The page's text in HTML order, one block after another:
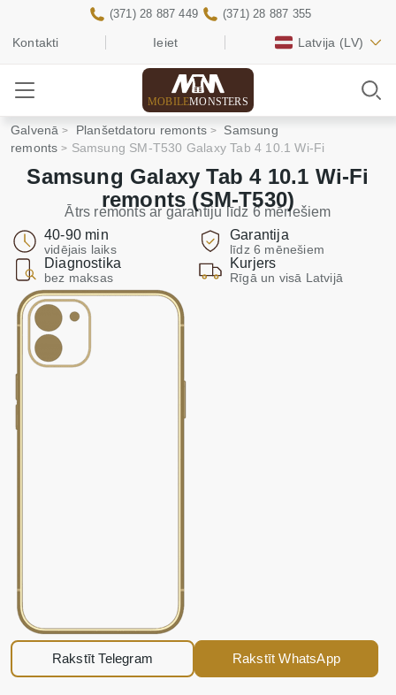
Kontakti Ieiet Latvija (LV)
(371) 28 887 449 (371) 28 887 355
MOBILEMONSTERS
Galvenā Planšetdatoru remonts
Samsung
remonts
Samsung SM-T530 Galaxy Tab 4 10.1 Wi-Fi
Samsung Galaxy Tab 4 10.1 Wi-Fi
remonts (SM-T530)
Ātrs remonts ar garantiju līdz 6 mēnešiem
40-90 min
vidējais laiks
Garantija
līdz 6 mēnešiem
Diagnostika
bez maksas
Kurjers
Rīgā un visā Latvijā
Rakstīt Telegram Rakstīt WhatsApp